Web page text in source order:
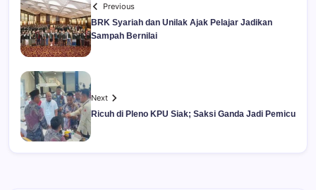
Previous
BRK Syariah dan Unilak Ajak Pelajar Jadikan
Sampah Bernilai
Next
Ricuh di Pleno KPU Siak; Saksi Ganda Jadi Pemicu